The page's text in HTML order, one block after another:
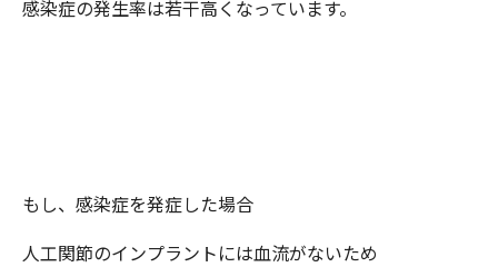
感染症の発生率は若干高くなっています。
もし、感染症を発症した場合
人工関節のインプラントには血流がないため